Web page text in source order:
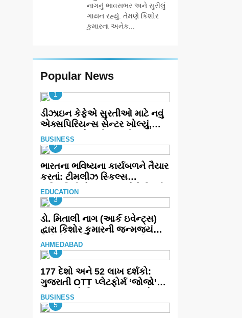
નાગનું ભાવસભર અને સુરીલું
ગાયન રહ્યું. તેમણે કિશોર
કુમારના અનેક...
Popular News
1
ડીઝાઇન કેફેએ સુરતીઓ માટે નવું
એક્સપિરિયન્સ સેન્ટર ખોલ્યું,
ગુજરાતમાં પોતાની હાજરી વધુ
મજબૂત બનાવી
BUSINESS
2
ભારતના ભવિષ્યના કાર્યબળને તૈયાર
કરતાં: ટીમલીઝ સ્કિલ્સ
યુનિવર્સિટીએ 65 સ્નાતકોને ડિગ્રી
એનાયત કરી
EDUCATION
3
ડો. મિતાલી નાગ (આર્ક ઇવેન્ટ્સ)
દ્વારા કિશોર કુમારની જન્મજયંતિ
નિમિત્તે સંગીતમય શ્રદ્ધાંજલિ
AHMEDABAD
4
177 દેશો અને 52 લાખ દર્શકો:
ગુજરાતી OTT પ્લેટફોર્મ ‘જોજો’
(JOJO) નો વિશ્વભરમાં દબદબો
BUSINESS
5